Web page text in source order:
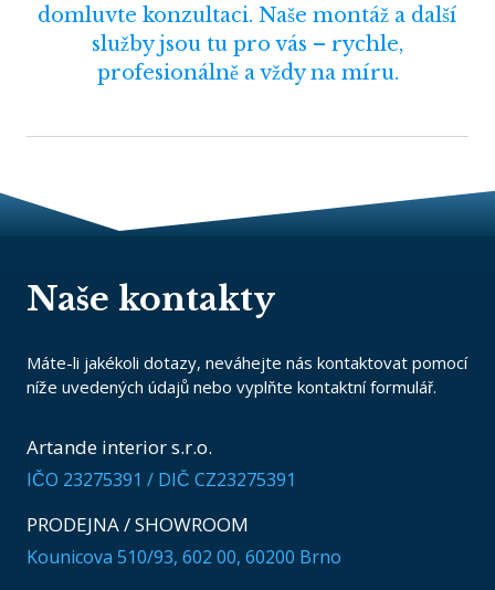
domluvte konzultaci. Naše montáž a další
služby jsou tu pro vás – rychle,
profesionálně a vždy na míru.
Naše kontakty
Máte-li jakékoli dotazy, neváhejte nás kontaktovat pomocí
níže uvedených údajů nebo vyplňte kontaktní formulář.
Artande interior s.r.o.
IČO 23275391 / DIČ CZ23275391
PRODEJNA / SHOWROOM
Kounicova 510/93, 602 00, 60200 Brno